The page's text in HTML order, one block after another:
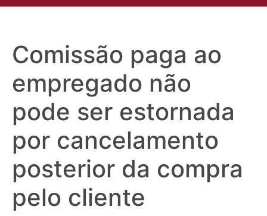
Comissão paga ao
empregado não
pode ser estornada
por cancelamento
posterior da compra
pelo cliente